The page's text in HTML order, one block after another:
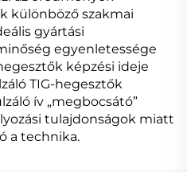
különböző szakmai
gyártási
egyenletessége
képzési ideje
TIG-hegesztők
ív „megbocsátó”
tulajdonságok miatt
a technika.